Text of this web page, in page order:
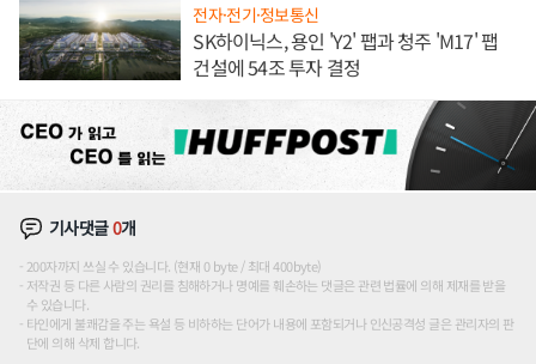
전자·전기·정보통신
SK하이닉스, 용인 'Y2' 팹과 청주 'M17' 팹
건설에 54조 투자 결정
기사댓글0개
200자까지 쓰실 수 있습니다. (현재 0 byte / 최대 400byte)
저작권 등 다른 사람의 권리를 침해하거나 명예를 훼손하는 댓글은 관련 법률에 의해 제재를 받을
수 있습니다.
타인에게 불쾌감을 주는 욕설 등 비하하는 단어가 내용에 포함되거나 인신공격성 글은 관리자의 판
단에 의해 삭제 합니다.